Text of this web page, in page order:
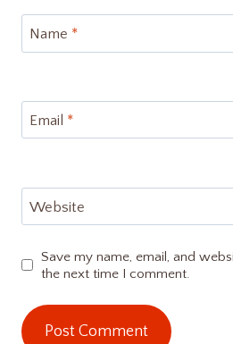
Name *
Email *
Website
Save my name, email, and
the next time I comment.